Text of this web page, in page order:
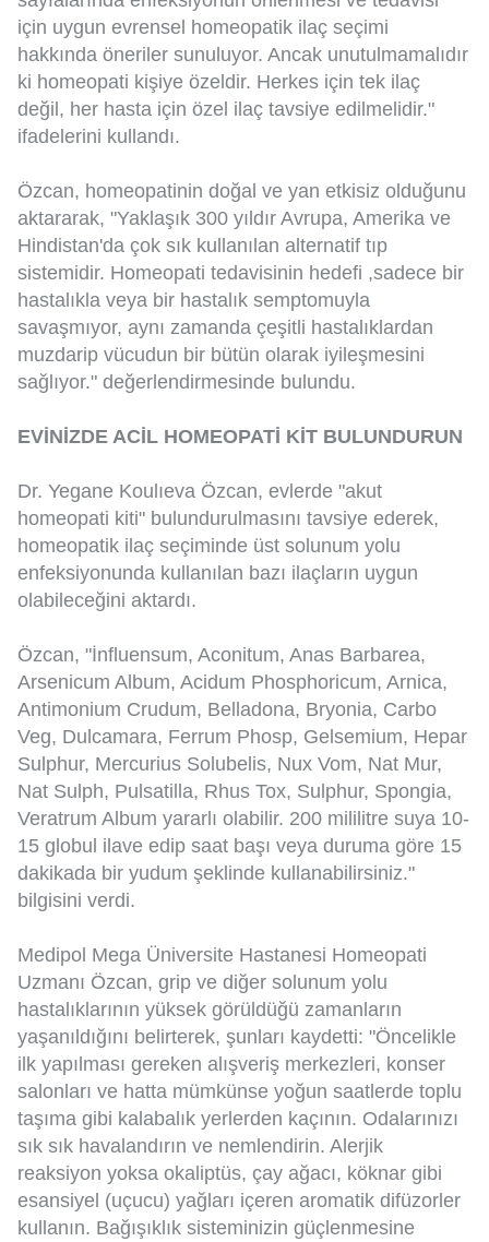
için uygun evrensel homeopatik ilaç seçimi
hakkında öneriler sunuluyor. Ancak unutulmamalıdır
ki homeopati kişiye özeldir. Herkes için tek ilaç
değil, her hasta için özel ilaç tavsiye edilmelidir."
ifadelerini kullandı.
Özcan, homeopatinin doğal ve yan etkisiz olduğunu
aktararak, "Yaklaşık 300 yıldır Avrupa, Amerika ve
Hindistan'da çok sık kullanılan alternatif tıp
sistemidir. Homeopati tedavisinin hedefi ,sadece bir
hastalıkla veya bir hastalık semptomuyla
savaşmıyor, aynı zamanda çeşitli hastalıklardan
muzdarip vücudun bir bütün olarak iyileşmesini
sağlıyor." değerlendirmesinde bulundu.
EVİNİZDE ACİL HOMEOPATİ KİT BULUNDURUN
Dr. Yegane Koulıeva Özcan, evlerde "akut
homeopati kiti" bulundurulmasını tavsiye ederek,
homeopatik ilaç seçiminde üst solunum yolu
enfeksiyonunda kullanılan bazı ilaçların uygun
olabileceğini aktardı.
Özcan, "İnfluensum, Aconitum, Anas Barbarea,
Arsenicum Album, Acidum Phosphoricum, Arnica,
Antimonium Crudum, Belladona, Bryonia, Carbo
Veg, Dulcamara, Ferrum Phosp, Gelsemium, Hepar
Sulphur, Mercurius Solubelis, Nux Vom, Nat Mur,
Nat Sulph, Pulsatilla, Rhus Tox, Sulphur, Spongia,
Veratrum Album yararlı olabilir. 200 mililitre suya 10-
15 globul ilave edip saat başı veya duruma göre 15
dakikada bir yudum şeklinde kullanabilirsiniz."
bilgisini verdi.
Medipol Mega Üniversite Hastanesi Homeopati
Uzmanı Özcan, grip ve diğer solunum yolu
hastalıklarının yüksek görüldüğü zamanların
yaşanıldığını belirterek, şunları kaydetti: "Öncelikle
ilk yapılması gereken alışveriş merkezleri, konser
salonları ve hatta mümkünse yoğun saatlerde toplu
taşıma gibi kalabalık yerlerden kaçının. Odalarınızı
sık sık havalandırın ve nemlendirin. Alerjik
reaksiyon yoksa okaliptüs, çay ağacı, köknar gibi
esansiyel (uçucu) yağları içeren aromatik difüzorler
kullanın. Bağışıklık sisteminizin güçlenmesine